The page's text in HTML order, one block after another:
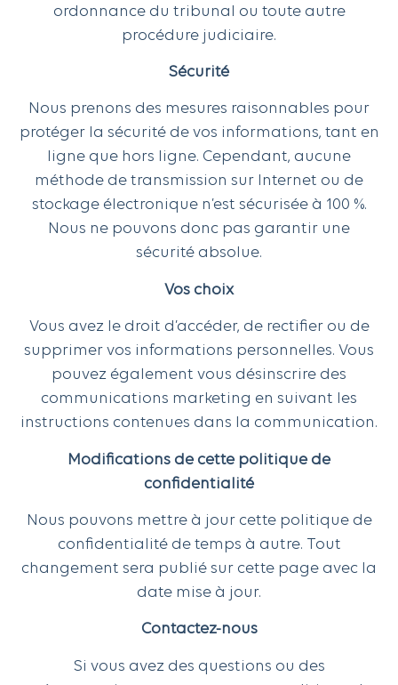
ordonnance du tribunal ou toute autre
procédure judiciaire.
Sécurité
Nous prenons des mesures raisonnables pour
protéger la sécurité de vos informations, tant en
ligne que hors ligne. Cependant, aucune
méthode de transmission sur Internet ou de
stockage électronique n’est sécurisée à 100 %.
Nous ne pouvons donc pas garantir une
sécurité absolue.
Vos choix
Vous avez le droit d’accéder, de rectifier ou de
supprimer vos informations personnelles. Vous
pouvez également vous désinscrire des
communications marketing en suivant les
instructions contenues dans la communication.
Modifications de cette politique de
confidentialité
Nous pouvons mettre à jour cette politique de
confidentialité de temps à autre. Tout
changement sera publié sur cette page avec la
date mise à jour.
Contactez-nous
Si vous avez des questions ou des